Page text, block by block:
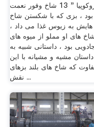
کوروکوپیا " 13 شاخ وفور نعمت
بود ، بزی که با شکستن شاخ
هایش به زیوس غذا می داد ،
های او مملو از میوه های
بود ، داستانی شبیه به
داستان مشیه و مشیانه با این
که شاخ های بلند بزهای
نقش ...